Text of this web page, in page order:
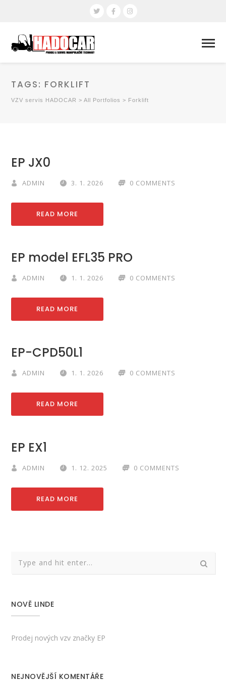
TAGS: FORKLIFT
VZV servis HADOCAR >All Portfolios > Forklift
EP JX0
ADMIN 3. 1. 2026 0 COMMENTS
READ MORE
EP model EFL35 PRO
ADMIN 1. 1. 2026 0 COMMENTS
READ MORE
EP-CPD50L1
ADMIN 1. 1. 2026 0 COMMENTS
READ MORE
EP EX1
ADMIN 1. 12. 2025 0 COMMENTS
READ MORE
NOVĚ LINDE
Prodej nových vzv značky EP
NEJNOVĚJŠÍ KOMENTÁŘE